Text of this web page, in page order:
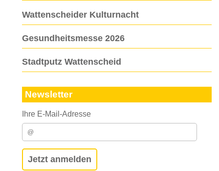
Wattenscheider Kulturnacht
Gesundheitsmesse 2026
Stadtputz Wattenscheid
Newsletter
Ihre E-Mail-Adresse